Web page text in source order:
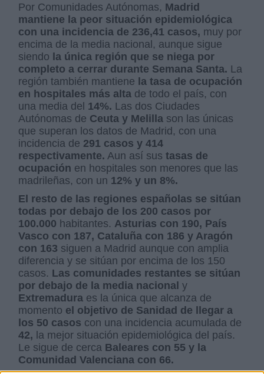
Por Comunidades Autónomas, Madrid
mantiene la peor situación epidemiológica
con una incidencia de 236,41 casos, muy por
encima de la media nacional, aunque sigue
siendo la única región que se niega por
completo a cerrar durante Semana Santa. La
región también mantiene la tasa de ocupación
en hospitales más alta de todo el país, con
una media del 14%. Las dos Ciudades
Autónomas de Ceuta y Melilla son las únicas
que superan los datos de Madrid, con una
incidencia de 291 casos y 414
respectivamente. Aun así sustasas de
ocupación en hospitales son menores que las
madrileñas, con un 12% y un 8%.
El resto de las regiones españolas se sitúan
todas por debajo de los 200 casos por
100.000 habitantes. Asturias con 190, País
Vasco con 187, Cataluña con 186 y Aragón
con 163 siguen a Madrid aunque con amplia
diferencia y se sitúan por encima de los 150
casos. Las comunidades restantes se sitúan
por debajo de la media nacional y
Extremadura es la única que alcanza de
momento el objetivo de Sanidad de llegar a
los 50 casos con una incidencia acumulada de
42, la mejor situación epidemiológica del país.
Le sigue de cerca Baleares con 55 y la
Comunidad Valenciana con 66.